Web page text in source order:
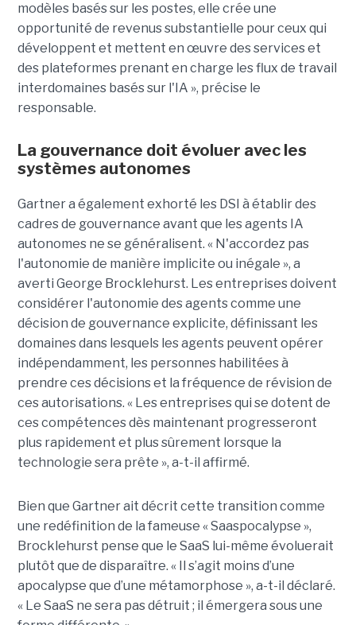
modèles basés sur les postes, elle crée une
opportunité de revenus substantielle pour ceux qui
développent et mettent en œuvre des services et
des plateformes prenant en charge les flux de travail
interdomaines basés sur l'IA », précise le
responsable.
La gouvernance doit évoluer avec les
systèmes autonomes
Gartner a également exhorté les DSI à établir des
cadres de gouvernance avant que les agents IA
autonomes ne se généralisent. « N'accordez pas
l'autonomie de manière implicite ou inégale », a
averti George Brocklehurst. Les entreprises doivent
considérer l'autonomie des agents comme une
décision de gouvernance explicite, définissant les
domaines dans lesquels les agents peuvent opérer
indépendamment, les personnes habilitées à
prendre ces décisions et la fréquence de révision de
ces autorisations. « Les entreprises qui se dotent de
ces compétences dès maintenant progresseront
plus rapidement et plus sûrement lorsque la
technologie sera prête », a-t-il affirmé.
Bien que Gartner ait décrit cette transition comme
une redéfinition de la fameuse « Saaspocalypse »,
Brocklehurst pense que le SaaS lui-même évoluerait
plutôt que de disparaître. « Il s’agit moins d’une
apocalypse que d’une métamorphose », a-t-il déclaré.
« Le SaaS ne sera pas détruit ; il émergera sous une